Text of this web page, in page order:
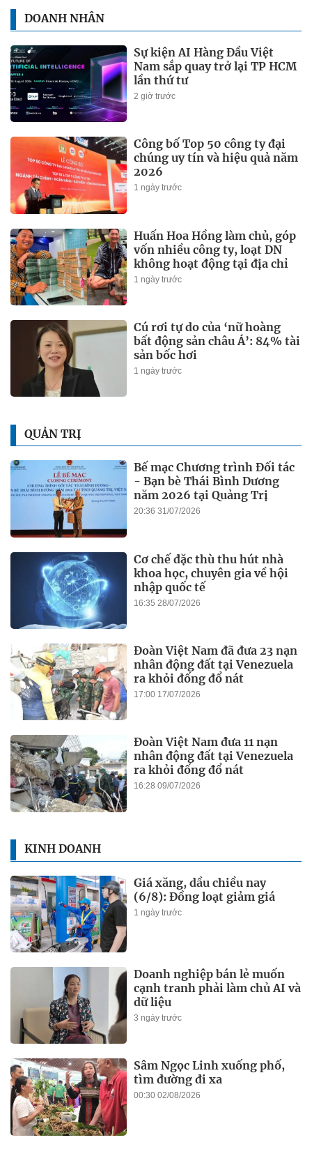
DOANH NHÂN
Sự kiện AI Hàng Đầu Việt
Nam sắp quay trở lại TP HCM
lần thứ tư
2 giờ trước
Công bố Top 50 công ty đại
chúng uy tín và hiệu quả năm
2026
1 ngày trước
Huấn Hoa Hồng làm chủ, góp
vốn nhiều công ty, loạt DN
không hoạt động tại địa chỉ
1 ngày trước
Cú rơi tự do của ‘nữ hoàng
bất động sản châu Á’: 84% tài
sản bốc hơi
1 ngày trước
QUẢN TRỊ
Bế mạc Chương trình Đối tác
- Bạn bè Thái Bình Dương
năm 2026 tại Quảng Trị
20:36 31/07/2026
Cơ chế đặc thù thu hút nhà
khoa học, chuyên gia về hội
nhập quốc tế
16:35 28/07/2026
Đoàn Việt Nam đã đưa 23 nạn
nhân động đất tại Venezuela
ra khỏi đống đổ nát
17:00 17/07/2026
Đoàn Việt Nam đưa 11 nạn
nhân động đất tại Venezuela
ra khỏi đống đổ nát
16:28 09/07/2026
KINH DOANH
Giá xăng, dầu chiều nay
(6/8): Đồng loạt giảm giá
1 ngày trước
Doanh nghiệp bán lẻ muốn
cạnh tranh phải làm chủ AI và
dữ liệu
3 ngày trước
Sâm Ngọc Linh xuống phố,
tìm đường đi xa
00:30 02/08/2026